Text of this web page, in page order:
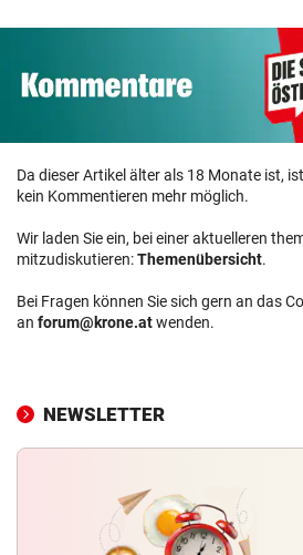
Da dieser Artikel älter als 18 Monate ist,
kein Kommentieren mehr möglich.
Wir laden Sie ein, bei einer aktuelleren
mitzudiskutieren:Themenübersicht.
Bei Fragen können Sie sich gern an das
an forum@krone.atwenden.
NEWSLETTER